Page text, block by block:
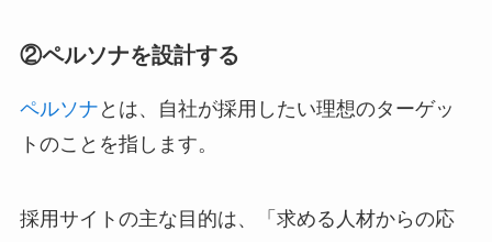
②ペルソナを設計する
ペルソナ とは、自社が採用したい理想のターゲッ
トのことを指します。
採用サイトの主な目的は、「求める人材からの応